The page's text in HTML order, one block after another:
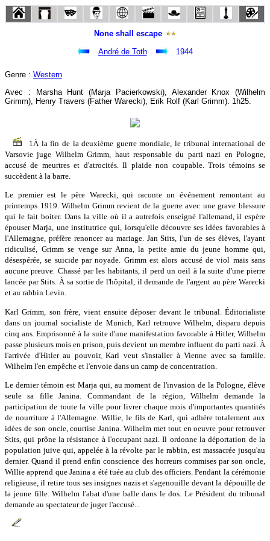
None shall escape
André de Toth
1944
Genre : Western
Avec : Marsha Hunt (Marja Pacierkowski), Alexander Knox (Wilhelm
Grimm), Henry Travers (Father Warecki), Erik Rolf (Karl Grimm). 1h25.
1À la fin de la deuxième guerre mondiale, le tribunal international de
Varsovie juge Wilhelm Grimm, haut responsable du parti nazi en Pologne,
accusé de meurtres et d'atrocités. Il plaide non coupable. Trois témoins se
succèdent à la barre.
Le premier est le père Warecki, qui raconte un événement remontant au
printemps 1919. Wilhelm Grimm revient de la guerre avec une grave blessure
qui le fait boiter. Dans la ville où il a autrefois enseigné l'allemand, il espère
épouser Marja, une institutrice qui, lorsqu'elle découvre ses idées favorables à
l'Allemagne, préfère renoncer au mariage. Jan Stits, l'un de ses élèves, l'ayant
ridiculisé, Grimm se venge sur Anna, la petite amie du jeune homme qui,
désespérée, se suicide par noyade. Grimm est alors accusé de viol mais sans
aucune preuve. Chassé par les habitants, il perd un oeil à la suite d'une pierre
lancée par Stits. À sa sortie de l'hôpital, il demande de l'argent au père Warecki
et au rabbin Levin.
Karl Grimm, son frère, vient ensuite déposer devant le tribunal. Éditorialiste
dans un journal socialiste de Munich, Karl retrouve Wilhelm, disparu depuis
cinq ans. Emprisonné à la suite d'une manifestation favorable à Hitler, Wilhelm
passe plusieurs mois en prison, puis devient un membre influent du parti nazi. À
l'arrivée d'Hitler au pouvoir, Karl veut s'installer à Vienne avec sa famille.
Wilhelm l'en empêche et l'envoie dans un camp de concentration.
Le dernier témoin est Marja qui, au moment de l'invasion de la Pologne, élève
seule sa fille Janina. Commandant de la région, Wilhelm demande la
participation de toute la ville pour livrer chaque mois d'importantes quantités
de nourriture à l'Allemagne. Willie, le fils de Karl, qui adhère totalement aux
idées de son oncle, courtise Janina. Wilhelm met tout en oeuvre pour retrouver
Stits, qui prône la résistance à l'occupant nazi. Il ordonne la déportation de la
population juive qui, appelée à la révolte par le rabbin, est massacrée jusqu'au
dernier. Quand il prend enfin conscience des horreurs commises par son oncle,
Willie apprend que Janina a été tuée au club des officiers. Pendant la cérémonie
religieuse, il retire tous ses insignes nazis et s'agenouille devant la dépouille de
la jeune fille. Wilhelm l'abat d'une balle dans le dos. Le Président du tribunal
demande au spectateur de juger l'accusé...